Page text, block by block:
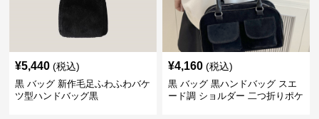
¥5,440 (税込)
黒 バッグ 新作毛足ふわふわバケ
ツ型ハンドバッグ黒
¥4,160 (税込)
黒 バッグ 黒ハンドバッグ スエ
ード調 ショルダー 二つ折りポケ